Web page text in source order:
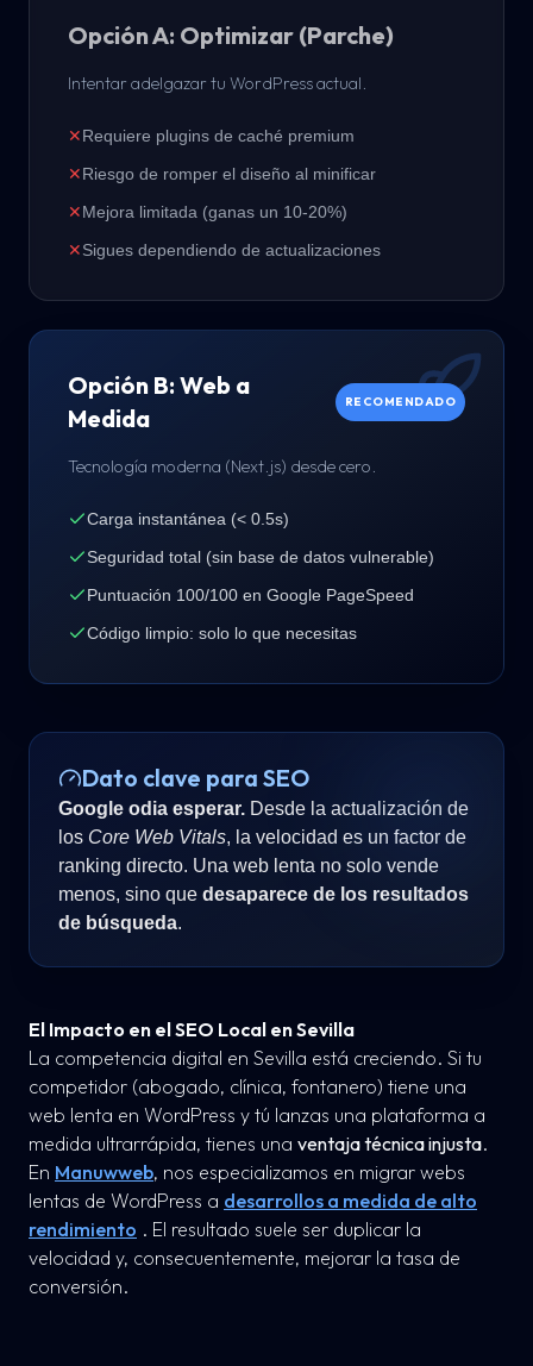
Opción A: Optimizar (Parche)
Intentar adelgazar tu WordPress actual.
✕Requiere plugins de caché premium
✕Riesgo de romper el diseño al minificar
✕Mejora limitada (ganas un 10-20%)
✕Sigues dependiendo de actualizaciones
Opción B: Web a
Medida
RECOMENDADO
Tecnología moderna (Next.js) desde cero.
Carga instantánea (< 0.5s)
Seguridad total (sin base de datos vulnerable)
Puntuación 100/100 en Google PageSpeed
Código limpio: solo lo que necesitas
Dato clave para SEO
Google odia esperar. Desde la actualización de
los Core Web Vitals, la velocidad es un factor de
ranking directo. Una web lenta no solo vende
menos, sino que desaparece de los resultados
de búsqueda.
El Impacto en el SEO Local en Sevilla
La competencia digital en Sevilla está creciendo. Si tu
competidor (abogado, clínica, fontanero) tiene una
web lenta en WordPress y tú lanzas una plataforma a
medida ultrarrápida, tienes una ventaja técnica injusta.
En Manuwweb, nos especializamos en migrar webs
lentas de WordPress a desarrollos a medida de alto
rendimiento . El resultado suele ser duplicar la
velocidad y, consecuentemente, mejorar la tasa de
conversión.